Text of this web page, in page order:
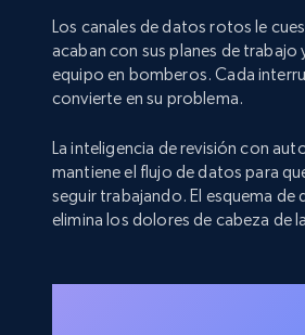
Los canales de datos rotos le
acaban con sus planes de trabajo
equipo en bomberos. Cada
convierte en su problema.
La inteligencia de revisión con
mantiene el flujo de datos para
seguir trabajando. El esquema de
elimina los dolores de cabeza de